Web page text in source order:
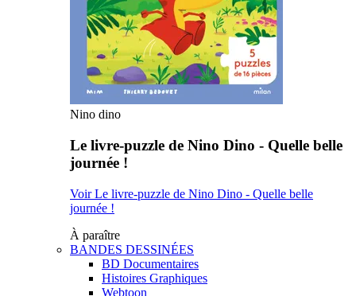
Nino dino
Le livre-puzzle de Nino Dino - Quelle belle
journée !
Voir Le livre-puzzle de Nino Dino - Quelle belle
journée !
À paraître
BANDES DESSINÉES
BD Documentaires
Histoires Graphiques
Webtoon